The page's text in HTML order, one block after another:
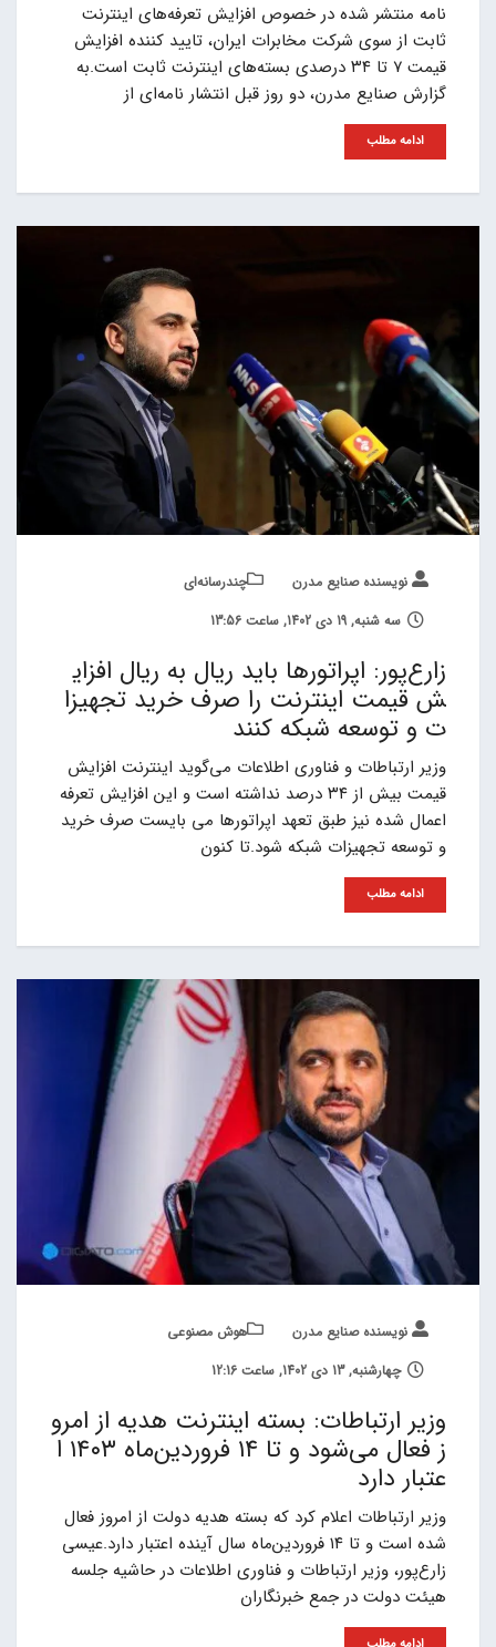
نامه منتشر شده در خصوص افزایش تعرفه‌های اینترنت
ثابت از سوی شرکت مخابرات ایران، تایید کننده افزایش
قیمت ۷ تا ۳۴ درصدی بسته‌های اینترنت ثابت است.به
گزارش صنایع مدرن، دو روز قبل انتشار نامه‌ای از
ادامه مطلب
نویسنده صنایع مدرن
چند‌‌رسانه‌ای
سه شنبه, 19 دی 1402, ساعت 13:56
زارع‌پور: اپراتورها باید ریال به ریال افزای
ش قیمت اینترنت را صرف خرید تجهیزا
ت و توسعه شبکه کنند
وزیر ارتباطات و فناوری اطلاعات می‌گوید اینترنت افزایش
قیمت بیش از ۳۴ درصد نداشته است و این افزایش تعرفه
اعمال شده نیز طبق تعهد اپراتورها می بایست صرف خرید
و توسعه تجهیزات شبکه شود.تا کنون
ادامه مطلب
نویسنده صنایع مدرن
هوش مصنوعی
چهارشنبه, 13 دی 1402, ساعت 12:16
وزیر ارتباطات: بسته اینترنت هدیه از امرو
ز فعال می‌شود و تا ۱۴ فروردین‌ماه ۱۴۰۳ ا
عتبار دارد
وزیر ارتباطات اعلام کرد که بسته هدیه دولت از امروز فعال
شده است و تا ۱۴ فروردین‌ماه سال آینده اعتبار دارد.عیسی
زارع‌پور، وزیر ارتباطات و فناوری اطلاعات در حاشیه جلسه
هیئت دولت در جمع خبرنگاران